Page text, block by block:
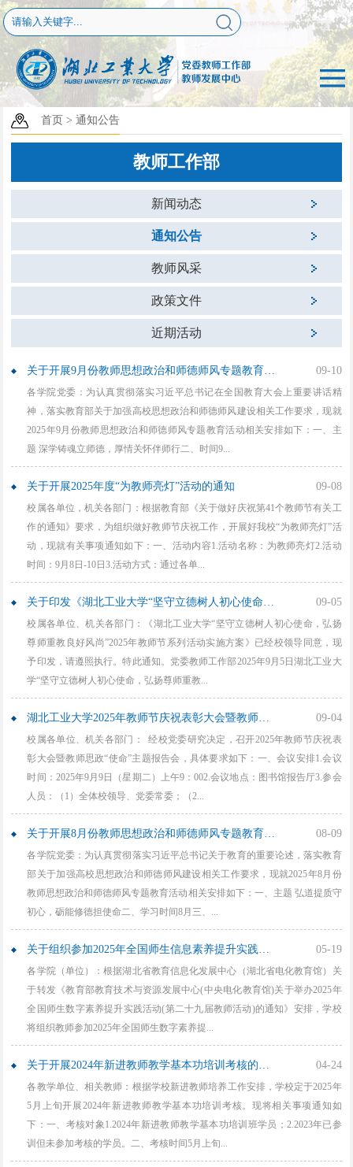
首页 >通知公告
教师工作部
新闻动态
通知公告
教师风采
政策文件
近期活动
09-10
各学院党委：为认真贯彻落实习近平总书记在全国教育大会上重要讲话精
神，落实教育部关于加强高校思想政治和师德师风建设相关工作要求，现就
2025年9月份教师思想政治和师德师风专题教育活动相关安排如下：一、主
题 深学铸魂立师德，厚情关怀伴师行二、时间9...
关于开展2025年度“为教师亮灯”活动的通知 09-08
校属各单位，机关各部门：根据教育部《关于做好庆祝第41个教师节有关工
作的通知》要求，为组织做好教师节庆祝工作，开展好我校“为教师亮灯”活
动，现就有关事项通知如下：一、活动内容1.活动名称：为教师亮灯2.活动
时间：9月8日-10日3.活动方式：通过各单...
09-05
校属各单位、机关各部门：《湖北工业大学“坚守立德树人初心使命，弘扬
尊师重教良好风尚”2025年教师节系列活动实施方案》已经校领导同意，现
予印发，请遵照执行。特此通知。党委教师工作部2025年9月5日湖北工业大
学“坚守立德树人初心使命，弘扬尊师重教...
09-04
校属各单位、机关各部门： 经校党委研究决定，召开2025年教师节庆祝表
彰大会暨教师思政“使命”主题报告会，具体要求如下：一、会议安排1.会议
时间：2025年9月9日（星期二）上午9：002.会议地点：图书馆报告厅3.参会
人员：（1）全体校领导、党委常委；（2...
08-09
各学院党委：为认真贯彻落实习近平总书记关于教育的重要论述，落实教育
部关于加强高校思想政治和师德师风建设相关工作要求，现就2025年8月份
教师思想政治和师德师风专题教育活动相关安排如下：一、主题 弘道提质守
初心，砺能修德担使命二、学习时间8月三、...
05-19
各学院（单位）：根据湖北省教育信息化发展中心（湖北省电化教育馆）关
于转发《教育部教育技术与资源发展中心(中央电化教育馆)关于举办2025年
全国师生数字素养提升实践活动(第二十九届教师活动)的通知》安排，学校
将组织教师参加2025年全国师生数字素养提...
04-24
各教学单位、相关教师：根据学校新进教师培养工作安排，学校定于2025年
5月上旬开展2024年新进教师教学基本功培训考核。现将相关事项通知如
下：一、考核对象1.2024年新进教师教学基本功培训班学员；2.2023年已参
训但未参加考核的学员。二、考核时间5月上旬...